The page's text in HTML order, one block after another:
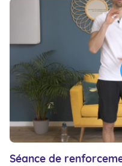
Séance de